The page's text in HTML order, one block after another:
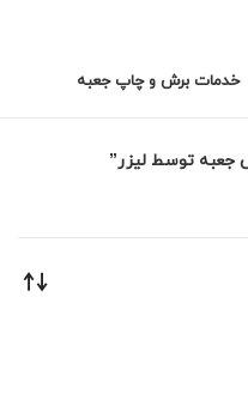
خدمات برش و چاپ جعبه
توسط لیزر”